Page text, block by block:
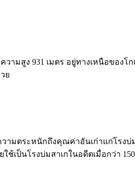
มสูง 931 เมตร อยู่ทางเหนือของ
ย
ตระหนักถึงคุณค่าอันเก่าแก่โรง
เป็นโรงบ่มสาเกในอดีตเมื่อกว่า